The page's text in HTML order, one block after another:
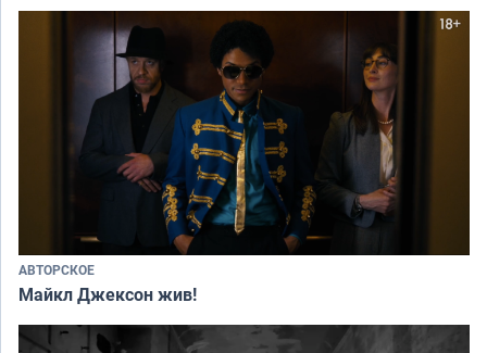
АВТОРСКОЕ
Майкл Джексон жив!